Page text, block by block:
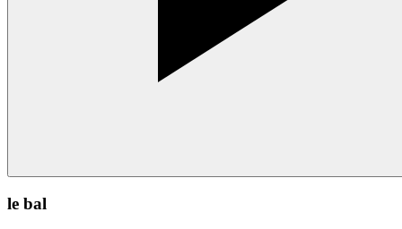
le bal